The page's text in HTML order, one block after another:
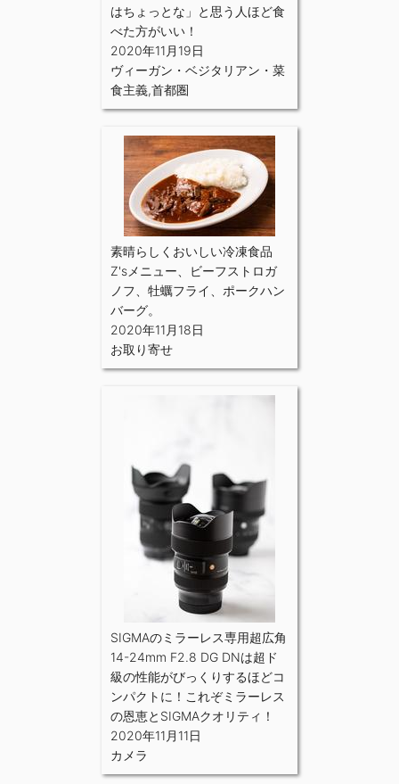
はちょっとな」と思う人ほど食
べた方がいい！
2020年11月19日
ヴィーガン・ベジタリアン・菜
食主義,首都圏
素晴らしくおいしい冷凍食品
Z'sメニュー、ビーフストロガ
ノフ、牡蠣フライ、ポークハン
バーグ。
2020年11月18日
お取り寄せ
SIGMAのミラーレス専用超広角
14-24mm F2.8 DG DNは超ド
級の性能がびっくりするほどコ
ンパクトに！これぞミラーレス
の恩恵とSIGMAクオリティ！
2020年11月11日
カメラ